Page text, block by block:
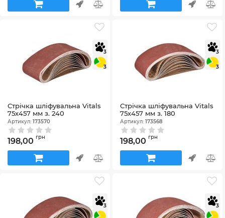
3
3
Стрічка шліфувальна Vitals
75х457 мм з. 240
Артикул: 173570
198,00 грн
3
3
Стрічка шліфувальна Vitals
75х457 мм з. 180
Артикул: 173568
198,00 грн
3 3